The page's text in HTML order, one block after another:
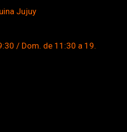
Jujuy
/ Dom. de 11:30 a 19.